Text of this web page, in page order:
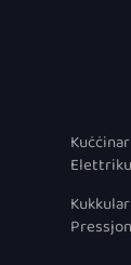
Elettriku